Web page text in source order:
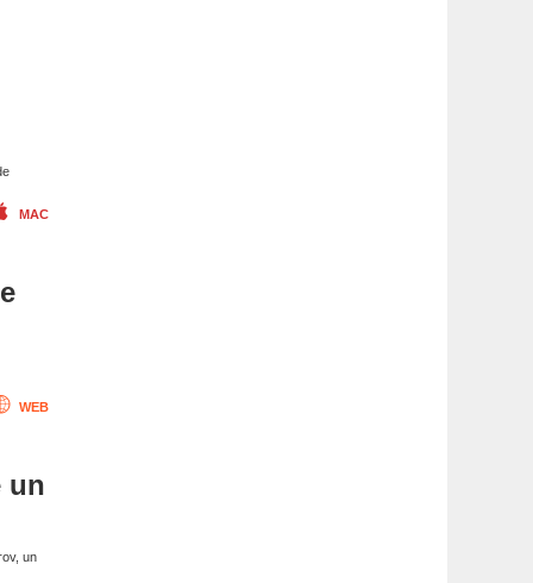
MAC
WEB
un
un